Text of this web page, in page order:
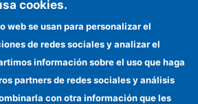
and Goods
cookies.
web se usan para personalizar el
de redes sociales y analizar el
información sobre el uso que haga
partners de redes sociales y análisis
con otra información que les